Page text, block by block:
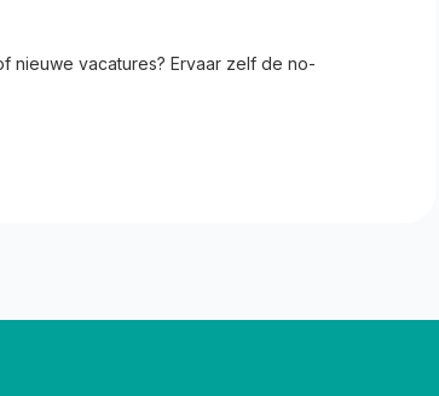
nieuwe vacatures? Ervaar zelf de no-